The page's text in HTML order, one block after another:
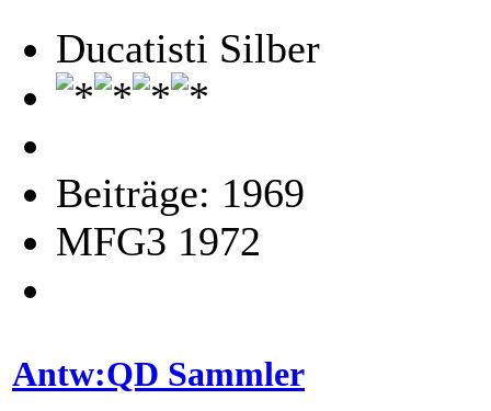
Ducatisti Silber
Beiträge: 1969
MFG3 1972
Antw:QD Sammler